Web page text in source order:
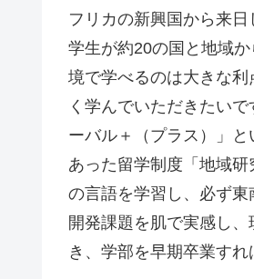
フリカの新興国から来
学生が約20の国と地域
境で学べるのは大きな
く学んでいただきたい
ーバル＋（プラス）」
あった留学制度「地域
の言語を学習し、必ず
開発課題を肌で実感し
き、学部を早期卒業す